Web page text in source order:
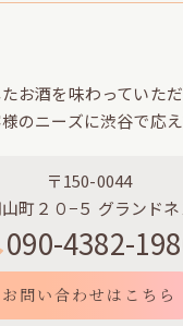
お酒を味わっていた
のニーズに渋谷で応え
〒150-0044
町２０−５ グランド
090-4382-
お問い合わせはこちら